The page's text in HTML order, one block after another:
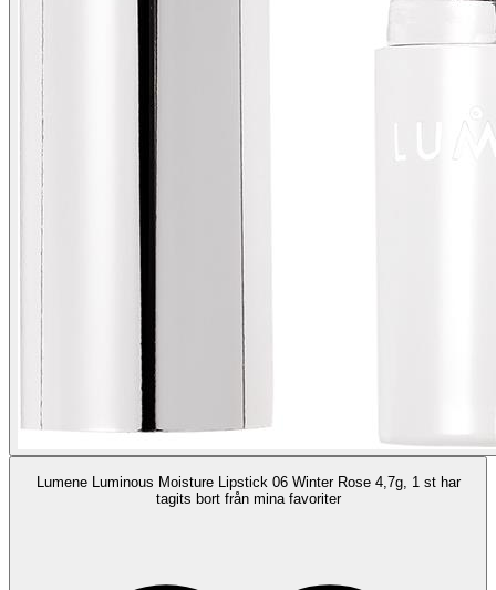
Lumene Luminous Moisture Lipstick 06 Winter Rose 4,7g, 1 st har
tagits bort från mina favoriter